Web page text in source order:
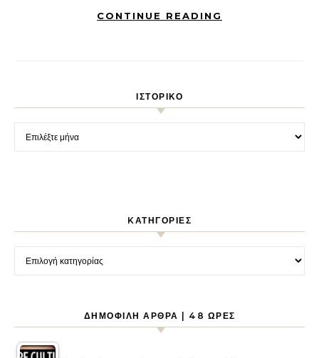
CONTINUE READING
ΙΣΤΟΡΙΚΌ
Ιστορικό
KΑΤΗΓΟΡΊΕΣ
Kατηγορίες
ΔΗΜΟΦΙΛΉ ΆΡΘΡΑ | 48 ΏΡΕΣ